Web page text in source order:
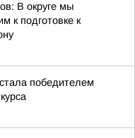
В округе мы
к подготовке к
победителем